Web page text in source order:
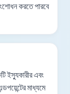
করতে পারবে
ইস্যুকারীর এবং
মাধ্যমে